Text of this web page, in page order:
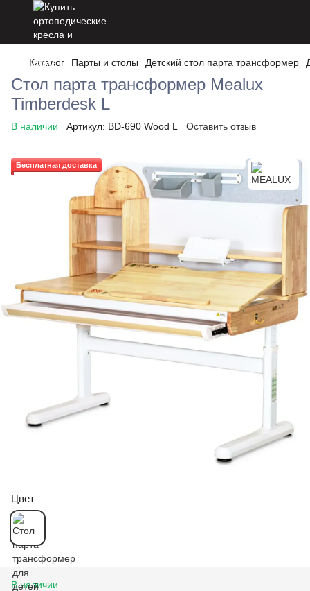
Каталог Парты и столы Детский стол парта трансформер
Стол парта трансформер Mealux
Timberdesk L
В наличии Артикул: BD-690 Wood L Оставить отзыв
Бесплатная доставка
Цвет
В наличии